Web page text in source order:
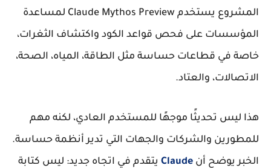
المشروع يستخدم Claude Mythos Preview لمساعدة
المؤسسات على فحص قواعد الكود واكتشاف الثغرات،
خاصة في قطاعات حساسة مثل الطاقة، المياه، الصحة،
الاتصالات، والعتاد.
هذا ليس تحديثًا موجهًا للمستخدم العادي، لكنه مهم
للمطورين والشركات والجهات التي تدير أنظمة حساسة.
الخبر يوضح أن Claude يتقدم في اتجاه جديد: ليس كتابة